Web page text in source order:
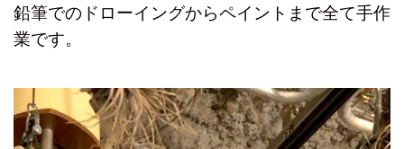
鉛筆でのドローイングからペイントまで全て手作
業です。